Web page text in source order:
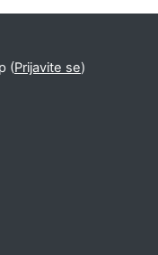
(Prijavite se)